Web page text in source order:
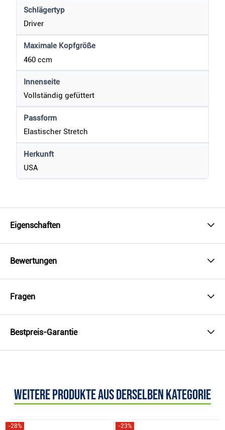
Schlägertyp
Driver
Maximale Kopfgröße
460 ccm
Innenseite
Vollständig gefüttert
Passform
Elastischer Stretch
Herkunft
USA
Eigenschaften
Bewertungen
Fragen
Bestpreis-Garantie
Weitere Produkte aus derselben Kategorie
-28% -23%